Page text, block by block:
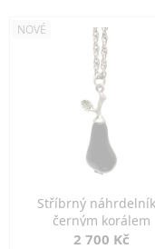
NOVÉ
Stříbrný
černým korálem
2 700 Kč